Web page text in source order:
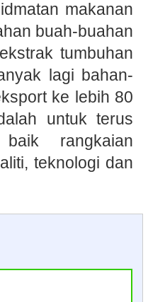
makanan
buah-buahan
tumbuhan
lagi bahan-
ke lebih 80
untuk terus
rangkaian
teknologi dan